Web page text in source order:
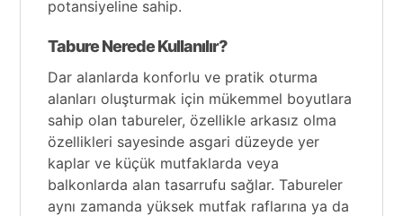
potansiyeline sahip.
Tabure Nerede Kullanılır?
Dar alanlarda konforlu ve pratik oturma
alanları oluşturmak için mükemmel boyutlara
sahip olan tabureler, özellikle arkasız olma
özellikleri sayesinde asgari düzeyde yer
kaplar ve küçük mutfaklarda veya
balkonlarda alan tasarrufu sağlar. Tabureler
aynı zamanda yüksek mutfak raflarına ya da